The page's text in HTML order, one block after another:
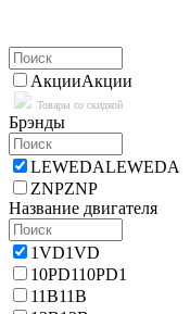
АкцииАкции
Товары со скидкой
Брэнды
LEWEDALEWEDA
ZNPZNP
Название двигателя
1VD1VD
10PD110PD1
11B11B